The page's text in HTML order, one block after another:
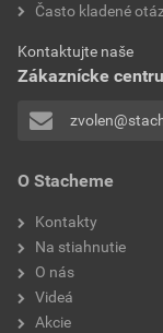
O Stacheme
Kontakty
Na stiahnutie
O nás
Videá
Akcie
Často kladené
Kontaktujte naše
Zákaznícke